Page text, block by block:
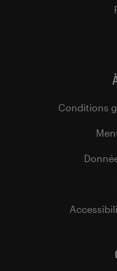
Conditions